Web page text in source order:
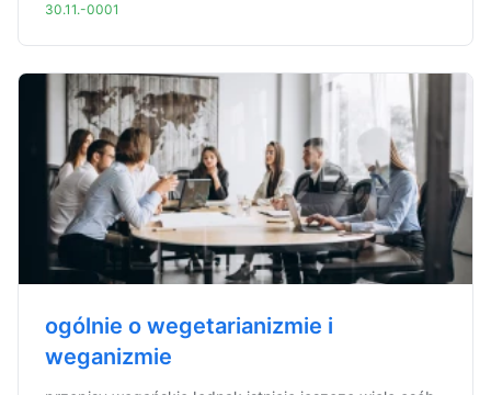
30.11.-0001
ogólnie o wegetarianizmie i
weganizmie